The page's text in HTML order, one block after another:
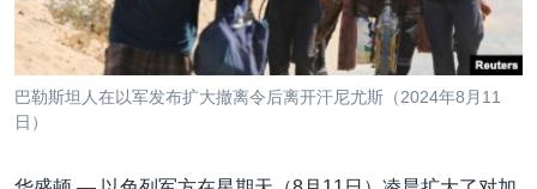
全球议题
环境
美国建国250周年
埃博拉疫情
关注我们
巴勒斯坦人在以军发布扩大撤离令后离开汗尼尤斯（2024年8月11
日）